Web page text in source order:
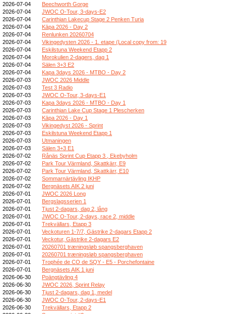
2026-07-04
Beechworth Gorge
2026-07-04
JWOC O-Tour, 3-days-E2
2026-07-04
Carinthian Lakecup Stage 2 Penken Turia
2026-07-04
Kāpa 2026 - Day 2
2026-07-04
Renlunken 20260704
2026-07-04
Vikingedysten 2026 - 1. etape (Local copy from: 19
2026-07-04
Eskilstuna Weekend Etapp 2
2026-07-04
Morokulien 2-dagers, dag 1
2026-07-04
Sälen 3+3 E2
2026-07-04
Kapa 3days 2026 - MTBO - Day 2
2026-07-03
JWOC 2026 Middle
2026-07-03
Test 3 Radio
2026-07-03
JWOC O-Tour, 3-days-E1
2026-07-03
Kapa 3days 2026 - MTBO - Day 1
2026-07-03
Carinthian Lake Cup Stage 1 Plescherken
2026-07-03
Kāpa 2026 - Day 1
2026-07-03
Vikingedyst 2026 - Sprint
2026-07-03
Eskilstuna Weekend Etapp 1
2026-07-03
Utmaningen
2026-07-03
Sälen 3+3 E1
2026-07-02
Rånäs Sprint Cup Etapp 3 , Ekebyholm
2026-07-02
Park Tour Värmland, Skattkärr, E9
2026-07-02
Park Tour Värmland, Skattkärr, E10
2026-07-02
Sommarnärtävling IKHP
2026-07-02
Bergnäsets AIK 2 juni
2026-07-01
JWOC 2026 Long
2026-07-01
Bergslagsserien 1
2026-07-01
Tjust 2-dagars, dag 2, lång
2026-07-01
JWOC O-Tour, 2-days, race 2, middle
2026-07-01
Trekvällars, Etapp 3
2026-07-01
Veckoturen 1-7/7, Gästrike 2-dagars Etapp 2
2026-07-01
Veckotur, Gästrike 2-dagars E2
2026-07-01
20260701 træningsløb spangsberghaven
2026-07-01
20260701 træningsløb spangsberghaven
2026-07-01
Trophée de CO de SQY - E5 - Porchefontaine
2026-07-01
Bergnäsets AIK 1 juni
2026-06-30
Poängtävling 4
2026-06-30
JWOC 2026, Sprint Relay
2026-06-30
Tjust 2-dagars, dag 1, medel
2026-06-30
JWOC O-Tour, 2-days-E1
2026-06-30
Trekvällars, Etapp 2